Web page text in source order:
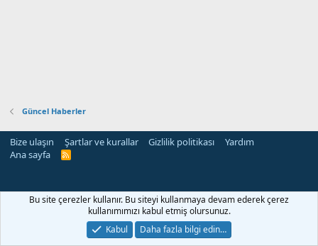
Güncel Haberler
Bize ulaşın Şartlar ve kurallar Gizlilik politikası
Yardım
Ana sayfa
R
Bu site çerezler kullanır. Bu siteyi kullanmaya devam ederek çerez
kullanımımızı kabul etmiş olursunuz.
Kabul
Daha fazla bilgi edin…